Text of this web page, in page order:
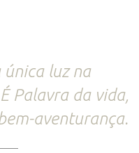
única luz na
Palavra da vida,
aventurança.